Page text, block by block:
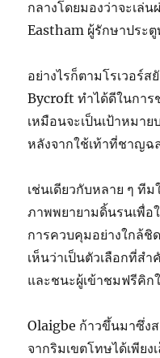
กลางโดยมองว่าจะเล่
Eastham ผู้รักษาประ
อย่างไรก็ตามโรเวอร์
Bycroft ทำได้ดีในการ
เหมือนจะเป็นเป้าหมา
หลังจากใช้เท้าที่ชาญฉ
เช่นเดียวกับหลาย ๆ ที
ภาพพยายามดิ้นรนเพื่อ
การควบคุมอย่างใกล้
เห็นว่าเป็นตัวเลือกที่ส
และชนะผู้เข้าชมฟรีคิก
Olaigbe ก้าวขึ้นมาซึ่ง
จากริมเขตโทษได้เพีย